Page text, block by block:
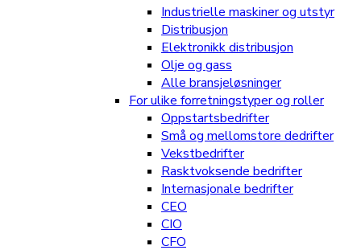
Industrielle maskiner og utstyr
Distribusjon
Elektronikk distribusjon
Olje og gass
Alle bransjeløsninger
For ulike forretningstyper og roller
Oppstartsbedrifter
Små og mellomstore dedrifter
Vekstbedrifter
Rasktvoksende bedrifter
Internasjonale bedrifter
CEO
CIO
CFO